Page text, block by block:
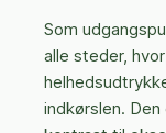
Som
alle steder,
indkørslen.